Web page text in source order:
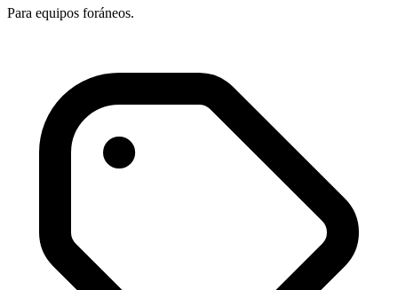
Para equipos foráneos.